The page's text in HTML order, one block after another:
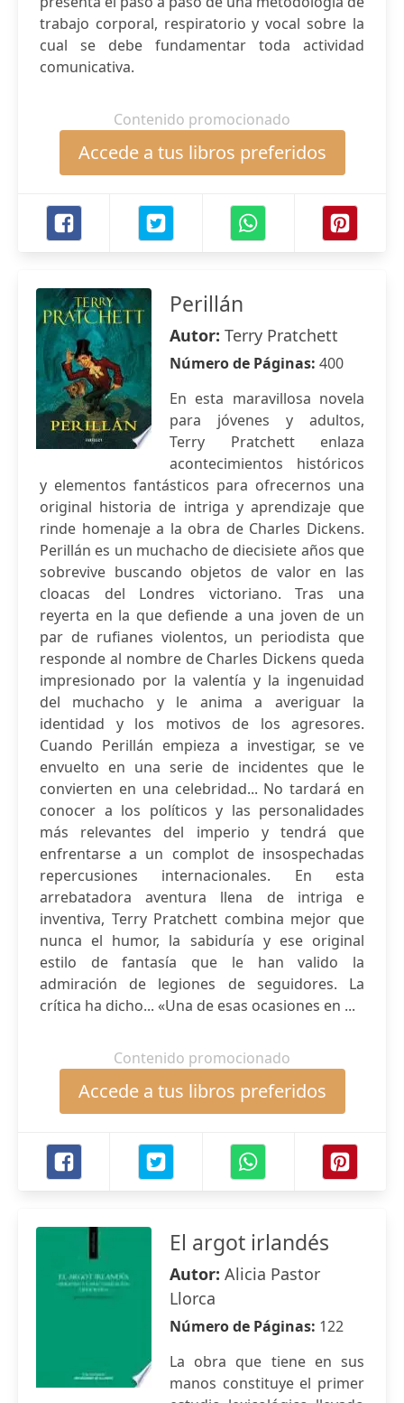
trabajo corporal, respiratorio y vocal sobre la
cual se debe fundamentar toda actividad
comunicativa.
Contenido promocionado
Accede a tus libros preferidos
Perillán
Autor: Terry Pratchett
Número de Páginas: 400
En esta maravillosa novela
para jóvenes y adultos,
Terry Pratchett enlaza
acontecimientos históricos
y elementos fantásticos para ofrecernos una
original historia de intriga y aprendizaje que
rinde homenaje a la obra de Charles Dickens.
Perillán es un muchacho de diecisiete años que
sobrevive buscando objetos de valor en las
cloacas del Londres victoriano. Tras una
reyerta en la que defiende a una joven de un
par de rufianes violentos, un periodista que
responde al nombre de Charles Dickens queda
impresionado por la valentía y la ingenuidad
del muchacho y le anima a averiguar la
identidad y los motivos de los agresores.
Cuando Perillán empieza a investigar, se ve
envuelto en una serie de incidentes que le
convierten en una celebridad... No tardará en
conocer a los políticos y las personalidades
más relevantes del imperio y tendrá que
enfrentarse a un complot de insospechadas
repercusiones internacionales. En esta
arrebatadora aventura llena de intriga e
inventiva, Terry Pratchett combina mejor que
nunca el humor, la sabiduría y ese original
estilo de fantasía que le han valido la
admiración de legiones de seguidores. La
crítica ha dicho... «Una de esas ocasiones en ...
Contenido promocionado
Accede a tus libros preferidos
El argot irlandés
Autor: Alicia Pastor
Llorca
Número de Páginas: 122
La obra que tiene en sus
manos constituye el primer